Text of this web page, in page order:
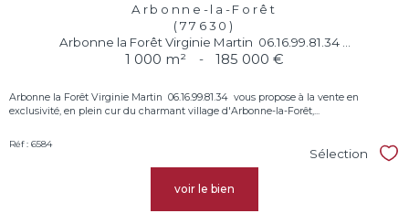
Arbonne-la-Forêt
(77630)
Arbonne la Forêt Virginie Martin  06.16.99.81.34 ...
1 000 m² - 185 000 €
Arbonne la Forêt Virginie Martin  06.16.99.81.34  vous propose à la vente en
exclusivité, en plein cur du charmant village d'Arbonne-la-Forêt,...
Réf : 6584
Sélection
voir le bien